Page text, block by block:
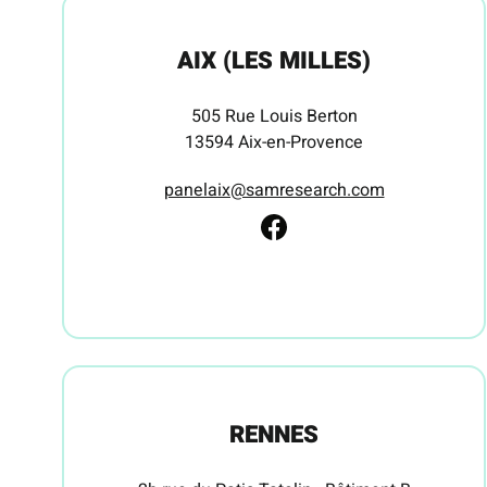
AIX (LES MILLES)
505 Rue Louis Berton
13594 Aix-en-Provence
panelaix@samresearch.com
RENNES